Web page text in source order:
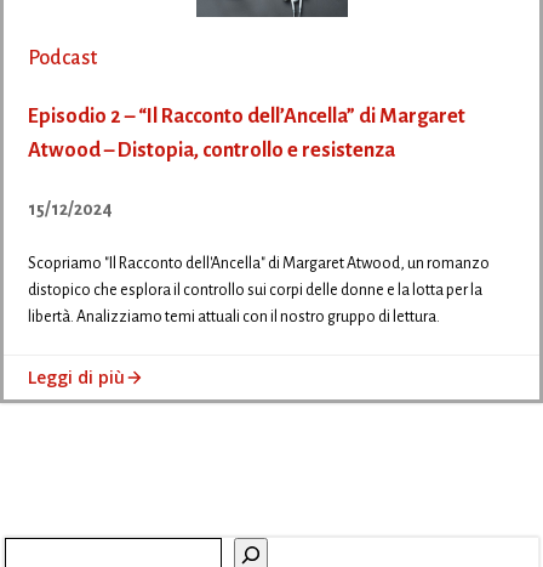
Podcast
Episodio 2 – “Il Racconto dell’Ancella” di Margaret
Atwood – Distopia, controllo e resistenza
15/12/2024
Scopriamo "Il Racconto dell'Ancella" di Margaret Atwood, un romanzo
distopico che esplora il controllo sui corpi delle donne e la lotta per la
libertà. Analizziamo temi attuali con il nostro gruppo di lettura.
Leggi di più